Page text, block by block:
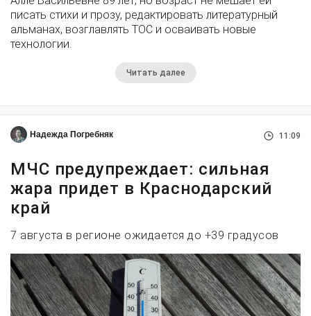
писать стихи и прозу, редактировать литературный
альманах, возглавлять ТОС и осваивать новые
технологии.
Читать далее
Надежда Погребняк 11:09
МЧС предупреждает: сильная
жара придет в Краснодарский
край
7 августа в регионе ожидается до +39 градусов